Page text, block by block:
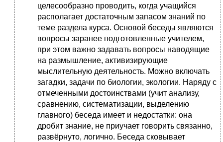
целесообразно проводить, когда учащийся
располагает достаточным запасом знаний по
теме раздела курса. Основой беседы являются
вопросы заранее подготовленные учителем,
при этом важно задавать вопросы наводящие
на размышление, активизирующие
мыслительную деятельность. Можно включать
загадки, задачи по биологии, экологии. Наряду с
отмеченными достоинствами (учит анализу,
сравнению, систематизации, выделению
главного) беседа имеет и недостатки: она
дробит знание, не приучает говорить связанно,
развёрнуто, логично. Беседа сковывает